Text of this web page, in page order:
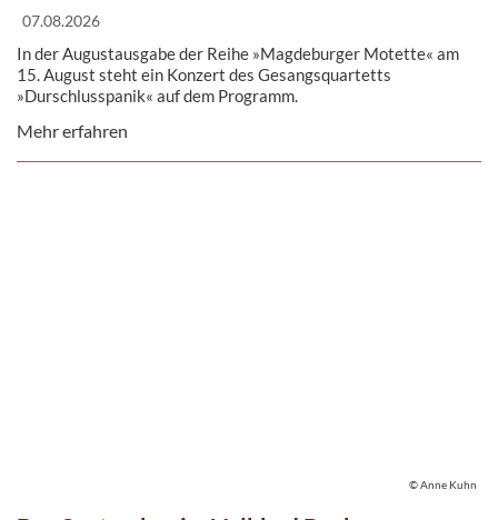
07.08.2026
In der Augustausgabe der Reihe »Magdeburger Motette« am
15. August steht ein Konzert des Gesangsquartetts
»Durschlusspanik« auf dem Programm.
Mehr erfahren
© Anne Kuhn